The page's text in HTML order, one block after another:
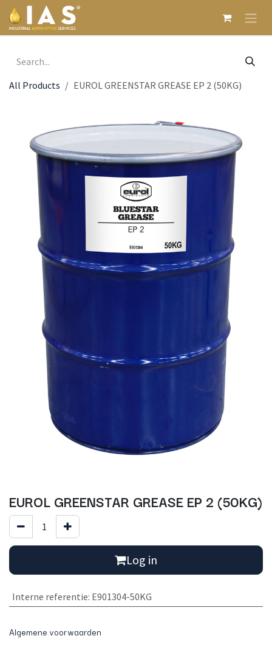
Skip to Content
All Products EUROL GREENSTAR GREASE EP 2 (50KG)
EUROL GREENSTAR GREASE EP 2 (50KG)
Log in
Interne referentie: E901304-50KG
Algemene voorwaarden